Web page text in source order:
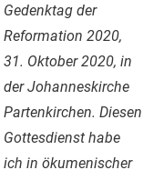
Gedenktag der
Reformation 2020,
31. Oktober 2020, in
der Johanneskirche
Partenkirchen. Diesen
Gottesdienst habe
ich in ökumenischer